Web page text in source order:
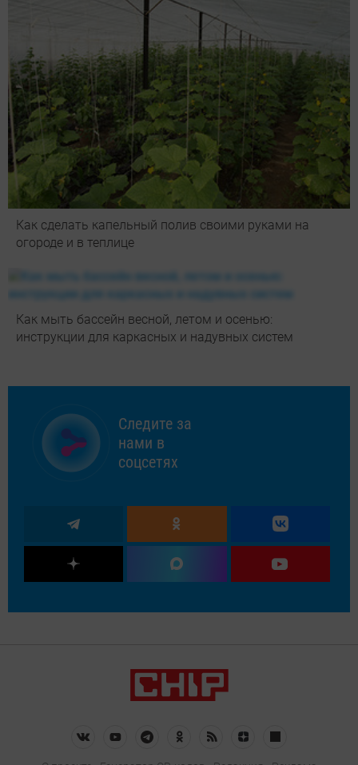
Как сделать капельный полив своими руками на
огороде и в теплице
Как мыть бассейн весной, летом и осенью:
инструкции для каркасных и надувных систем
Следите за
нами в
соцсетях